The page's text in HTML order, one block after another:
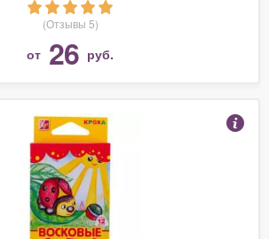
(Отзывы 5)
от 26 руб.